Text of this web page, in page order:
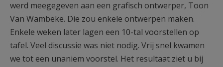
werd meegegeven aan een grafisch ontwerper, Toon
Van Wambeke. Die zou enkele ontwerpen maken.
Enkele weken later lagen een 10-tal voorstellen op
tafel. Veel discussie was niet nodig. Vrij snel kwamen
we tot een unaniem voorstel. Het resultaat ziet u bij